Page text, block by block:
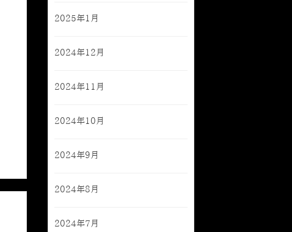
2025年1月
2024年12月
2024年11月
2024年10月
2024年9月
2024年8月
2024年7月